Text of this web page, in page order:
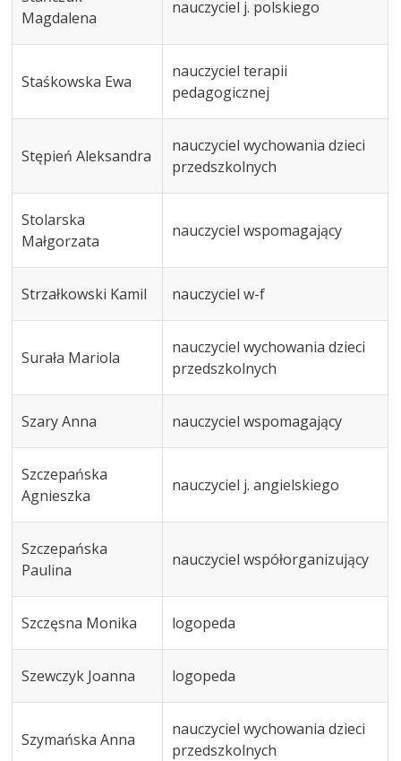
Magdalena
nauczyciel j. polskiego
Staśkowska Ewa
nauczyciel terapii
pedagogicznej
Stępień Aleksandra
nauczyciel wychowania dzieci
przedszkolnych
Stolarska
Małgorzata
nauczyciel wspomagający
Strzałkowski Kamil nauczyciel w-f
Surała Mariola
nauczyciel wychowania dzieci
przedszkolnych
Szary Anna nauczyciel wspomagający
Szczepańska
Agnieszka
nauczyciel j. angielskiego
Szczepańska
Paulina
nauczyciel współorganizujący
Szczęsna Monika logopeda
Szewczyk Joanna logopeda
Szymańska Anna
nauczyciel wychowania dzieci
przedszkolnych